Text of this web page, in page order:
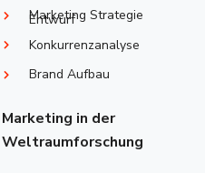
Marketing Strategie
Entwurf
Konkurrenzanalyse
Brand Aufbau
Marketing in der
Weltraumforschung